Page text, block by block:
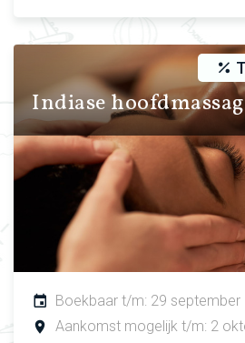
Indiase
Boekbaar t/m: 29 september
Aankomst mogelijk t/m: 2